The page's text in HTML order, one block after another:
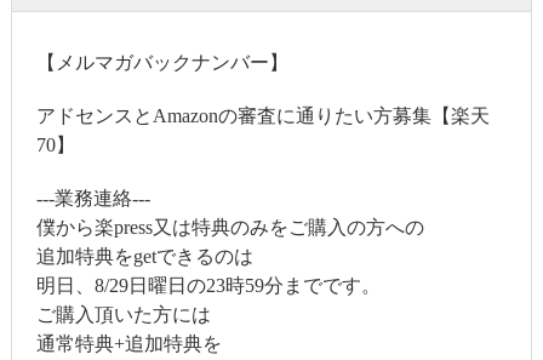
【メルマガバックナンバー】
アドセンスとAmazonの審査に通りたい方募集【楽天
70】
---業務連絡---
僕から楽press又は特典のみをご購入の方への
追加特典をgetできるのは
明日、8/29日曜日の23時59分までです。
ご購入頂いた方には
通常特典+追加特典を